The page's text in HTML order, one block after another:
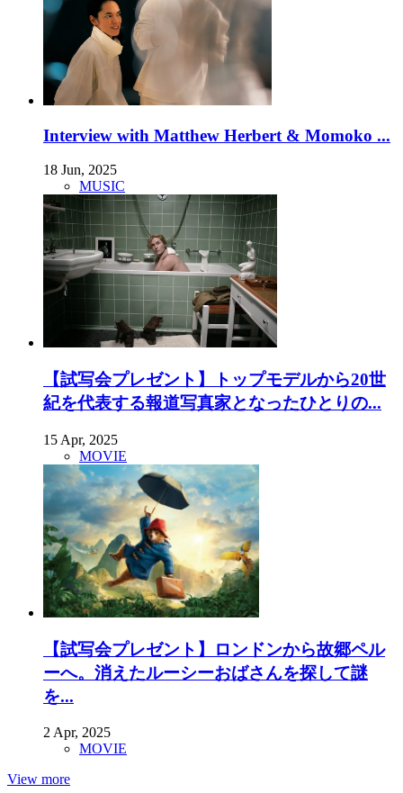
Interview with Matthew Herbert & Momoko ...
18 Jun, 2025
MUSIC
【試写会プレゼント】トップモデルから20世
紀を代表する報道写真家となったひとりの...
15 Apr, 2025
MOVIE
【試写会プレゼント】ロンドンから故郷ペル
ーへ。消えたルーシーおばさんを探して謎
を...
2 Apr, 2025
MOVIE
View more